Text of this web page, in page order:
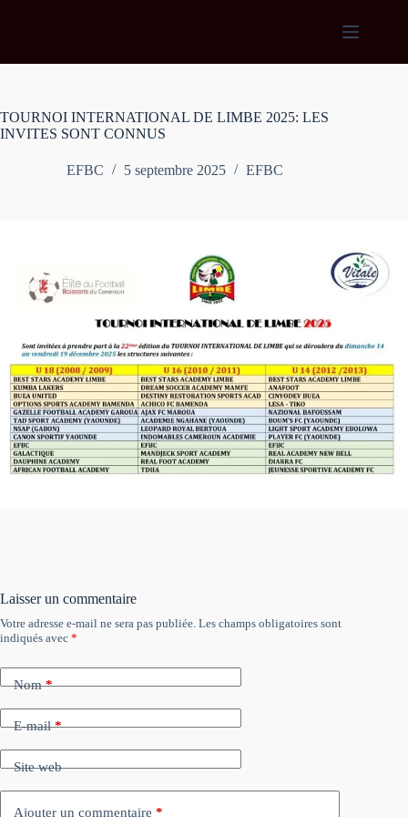
TOURNOI INTERNATIONAL DE LIMBE 2025: LES
INVITES SONT CONNUS
EFBC 5 septembre 2025 EFBC
Laisser un commentaire
Votre adresse e-mail ne sera pas publiée. Les champs obligatoires sont
indiqués avec *
Nom*
E-mail*
Site web
Ajouter un commentaire *